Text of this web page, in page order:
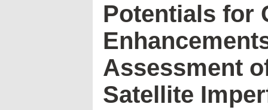
Potentials for
Assessment
Satellite